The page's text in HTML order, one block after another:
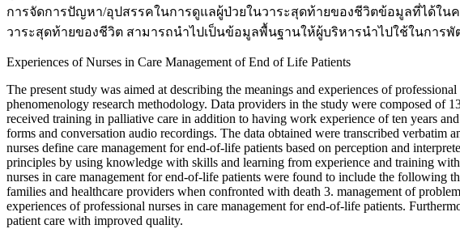
การจัดการปัญหา/อุปสรรคในการดูแลผู้ป่วยในวาระสุดท้ายของชีวิตข้อมูลที่ได้ใ
วาระสุดท้ายของชีวิต สามารถนำไปเป็นข้อมูลพื้นฐานให้ผู้บริหารนำไปใช้ในกา
Experiences of Nurses in Care Management of End of Life Patients
The present study was aimed at describing the meanings and experiences of
phenomenology research methodology. Data providers in the study were composed of
received training in palliative care in addition to having work experience of ten years
forms and conversation audio recordings. The data obtained were transcribed verbatim
nurses define care management for end-of-life patients based on perception and
principles by using knowledge with skills and learning from experience and training
nurses in care management for end-of-life patients were found to include the following
families and healthcare providers when confronted with death 3. management of
experiences of professional nurses in care management for end-of-life patients.
patient care with improved quality.